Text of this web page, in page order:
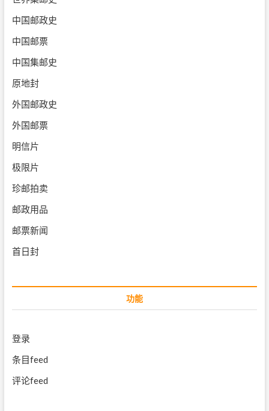
中国邮政史
中国邮票
中国集邮史
原地封
外国邮政史
外国邮票
明信片
极限片
珍邮拍卖
邮政用品
邮票新闻
首日封
功能
登录
条目feed
评论feed